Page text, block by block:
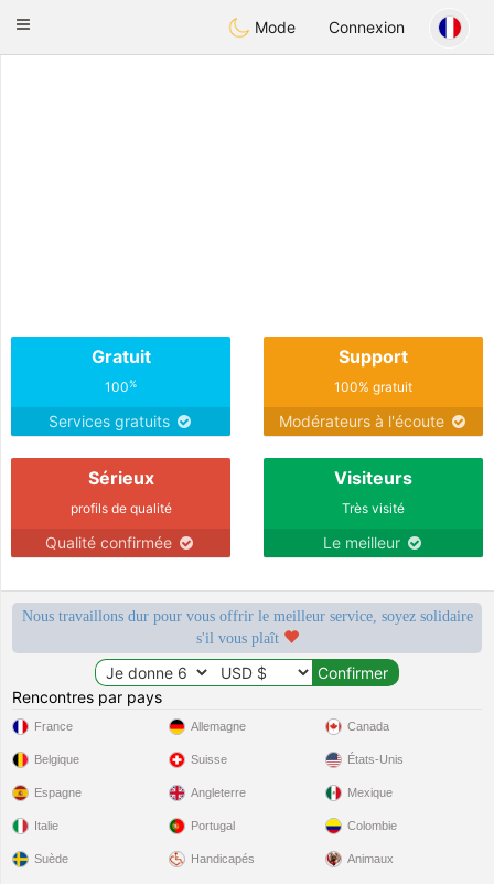
ÖsterreichChat
Toggle
Mode Connexion
Gratuit
100%
Services gratuits
Support
100% gratuit
Modérateurs à l'écoute
Sérieux
profils de qualité
Qualité confirmée
Visiteurs
Très visité
Le meilleur
Nous travaillons dur pour vous offrir le meilleur service, soyez solidaire
s'il vous plaît
Rencontres par pays
France
Belgique
Espagne
Italie
Suède
Allemagne
Suisse
Angleterre
Portugal
Handicapés
Canada
États-Unis
Mexique
Colombie
Animaux